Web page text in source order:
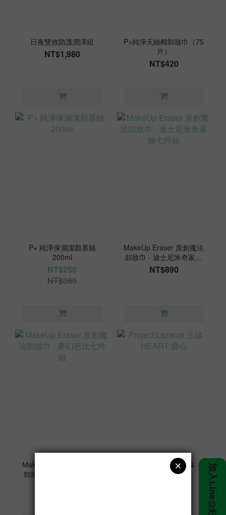
日夜雙效防護潤澤組
NT$1,980
P+純淨天絲棉卸妝巾（75
片）
NT$420
P+ 純淨保濕潔顏慕絲
200ml
NT$250
NT$380
MakeUp Eraser 原創魔法
卸妝巾 - 迪士尼米奇家族
七件組
NT$890
MakeUp Eraser 原創魔法
卸妝巾 - 夢幻芭比七件組
Project Lazarus 玉線 -
HEART 愛心